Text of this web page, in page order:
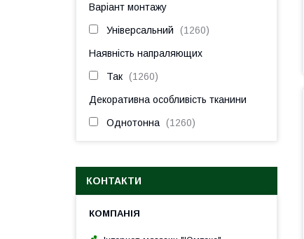
Варіант монтажу
Універсальний 1260
Наявність напраляющих
Так 1260
Декоративна особливість тканини
Однотонна 1260
КОНТАКТИ